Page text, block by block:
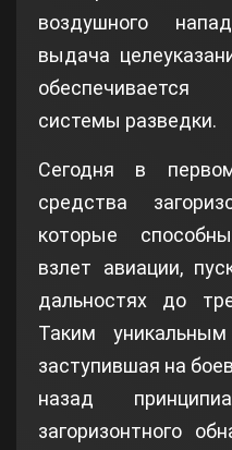
воздушного
выдача
системы разведки.
Сегодня в
средства
которые
взлет авиации,
дальностях до
Таким
заступившая на
назад
загоризонтного